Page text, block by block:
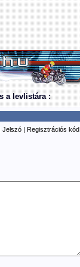
a levlistára :
Jelszó | Regisztrációs kód